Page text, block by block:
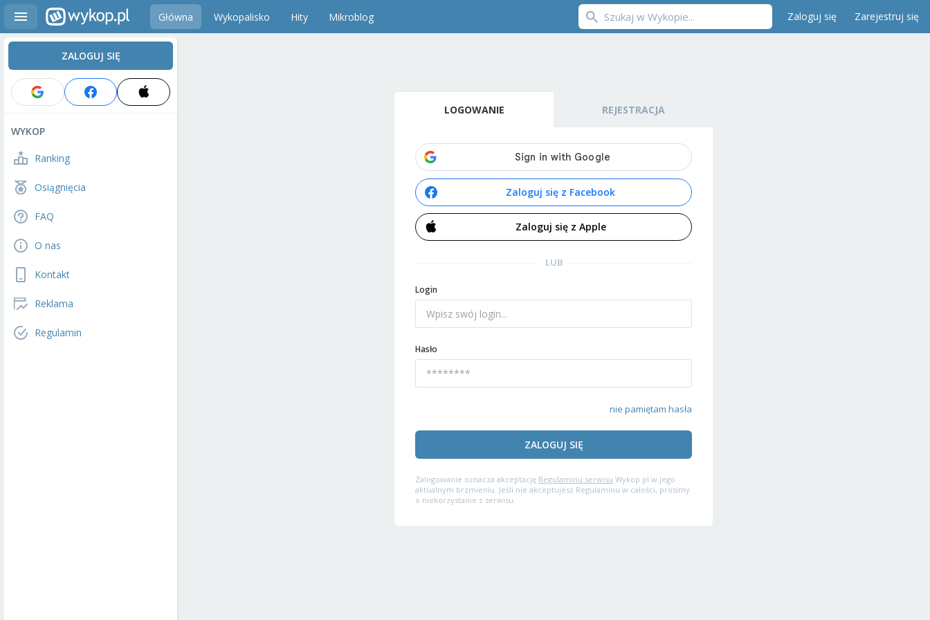
Główna Wykopalisko Hity Mikroblog Zaloguj się Zarejestruj się
ZALOGUJ SIĘ
WYKOP
Ranking
Osiągnięcia
FAQ
O nas
Kontakt
Reklama
Regulamin
LOGOWANIE REJESTRACJA
Zaloguj się z Facebook
Zaloguj się z Apple
LUB
Login
Hasło
nie pamiętam hasła
ZALOGUJ SIĘ
Zalogowanie oznacza akceptację Regulaminu serwisu Wykop.pl w jego
aktualnym brzmieniu. Jeśli nie akceptujesz Regulaminu w całości, prosimy
o niekorzystanie z serwisu.